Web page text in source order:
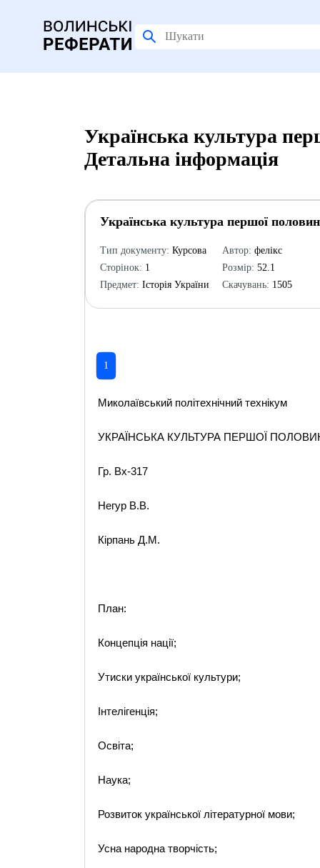
Українська культура
Детальна інформація
Українська культура першої
Тип документу: Курсова
Сторінок: 1
Предмет: Історія України
Автор: фелікс
Розмір: 52.1
Скачувань: 1505
1
Миколаївський політехнічний технікум
УКРАЇНСЬКА КУЛЬТУРА ПЕРШОЇ
Гр. Вх-317
Негур В.В.
Кірпань Д.М.
План:
Концепція нації;
Утиски української культури;
Інтелігенція;
Освіта;
Наука;
Розвиток української літературної мови;
Усна народна творчість;